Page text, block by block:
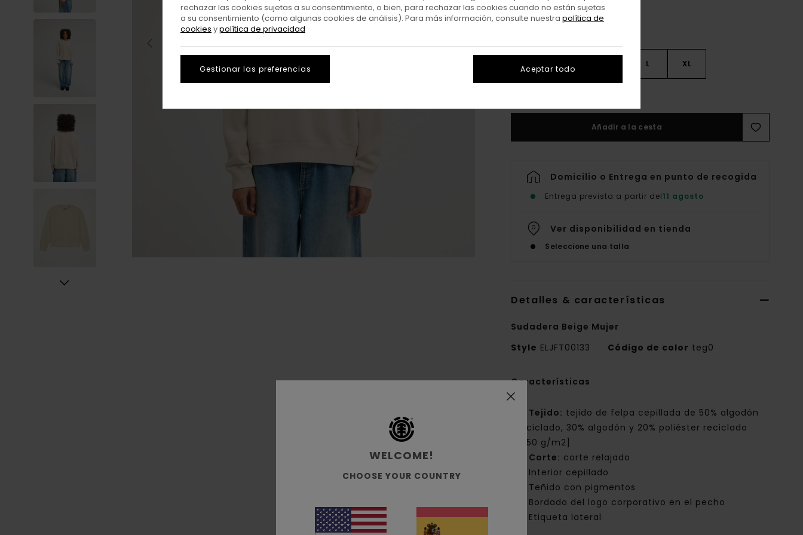
L XL
Añadir a la cesta
Domicilio o Entrega en punto de recogida
Entrega prevista a partir del11 agosto
Ver disponibilidad en tienda
Seleccione una talla
Detalles & características
Sudadera Beige Mujer
Style ELJFT00133 Código de color teg0
Características
Tejido: tejido de felpa cepillada de 50% algodón
reciclado, 30% algodón y 20% poliéster reciclado
[350 g/m2]
Corte: corte relajado
Interior cepillado
Teñido con pigmentos
Bordado del logo corporativo en el pecho
Etiqueta lateral
WELCOME!
CHOOSE YOUR COUNTRY
rechazar las cookies sujetas a su consentimiento, o bien, para rechazar las cookies cuando no están sujetas
a su consentimiento (como algunas cookies de análisis). Para más información, consulte nuestra política de
cookies ypolítica de privacidad
Gestionar las preferencias Aceptar todo